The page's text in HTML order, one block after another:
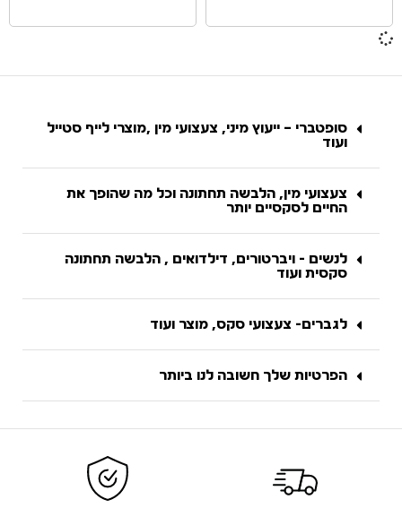
סופטברי – ייעוץ מיני, צעצועי מין ,מוצרי לייף סטייל
ועוד
צעצועי מין, הלבשה תחתונה וכל מה שהופך את
החיים לסקסיים יותר
לנשים - ויברטורים, דילדואים , הלבשה תחתונה
סקסית ועוד
לגברים- צעצועי סקס, מוצר ועוד
הפרטיות שלך חשובה לנו ביותר